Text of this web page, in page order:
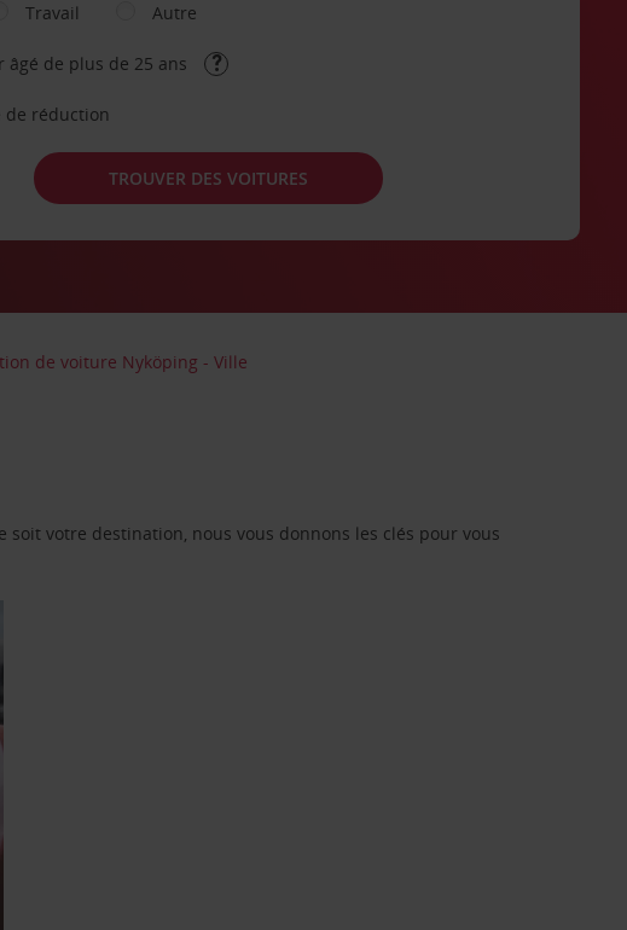
Travail Autre
âgé de plus de 25 ans
de réduction
TROUVER DES VOITURES
de voiture Nyköping - Ville
votre destination, nous vous donnons les clés pour vous